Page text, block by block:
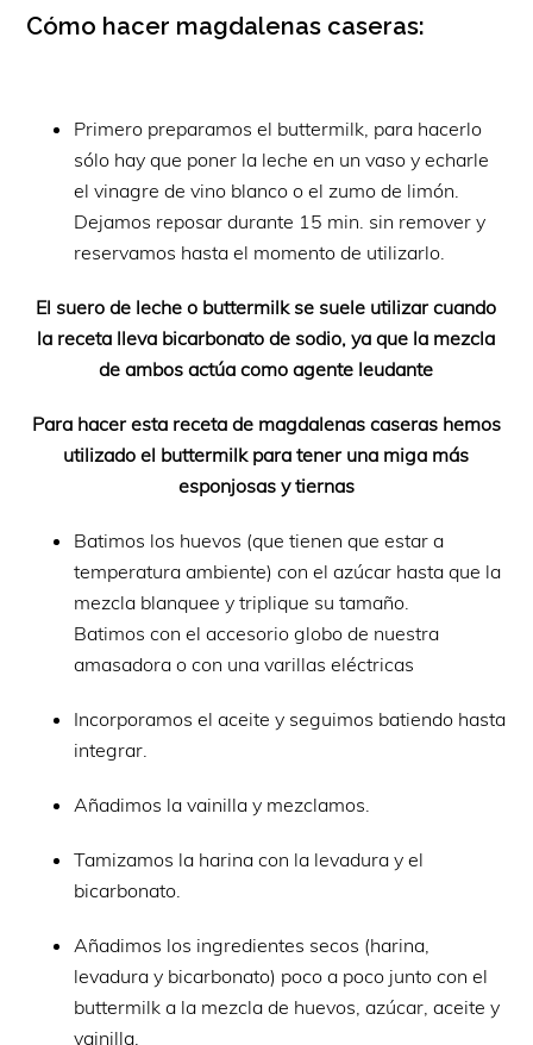
Cómo hacer magdalenas caseras:
Primero preparamos el buttermilk, para hacerlo
sólo hay que poner la leche en un vaso y echarle
el vinagre de vino blanco o el zumo de limón.
Dejamos reposar durante 15 min. sin remover y
reservamos hasta el momento de utilizarlo.
El suero de leche o buttermilk se suele utilizar cuando
la receta lleva bicarbonato de sodio, ya que la mezcla
de ambos actúa como agente leudante
Para hacer esta receta de magdalenas caseras hemos
utilizado el buttermilk para tener una miga más
esponjosas y tiernas
Batimos los huevos (que tienen que estar a
temperatura ambiente) con el azúcar hasta que la
mezcla blanquee y triplique su tamaño.
Batimos con el accesorio globo de nuestra
amasadora o con una varillas eléctricas
Incorporamos el aceite y seguimos batiendo hasta
integrar.
Añadimos la vainilla y mezclamos.
Tamizamos la harina con la levadura y el
bicarbonato.
Añadimos los ingredientes secos (harina,
levadura y bicarbonato) poco a poco junto con el
buttermilk a la mezcla de huevos, azúcar, aceite y
vainilla.